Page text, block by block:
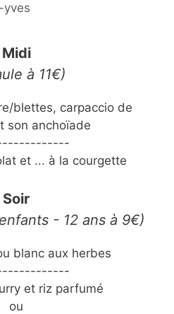
yves
Midi
à 11€)
blettes, carpaccio de
son anchoïade
et ... à la courgette
Soir
- 12 ans à 9€)
blanc aux herbes
et riz parfumé
ou